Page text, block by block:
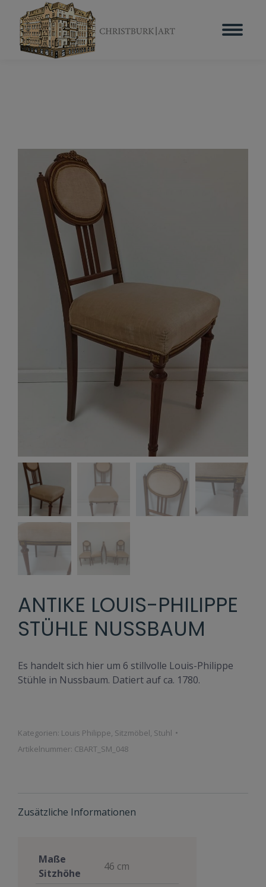
ANTIKE LOUIS-PHILIPPE
STÜHLE NUSSBAUM
Es handelt sich hier um 6 stillvolle Louis-Philippe
Stühle in Nussbaum. Datiert auf ca. 1780.
Kategorien: Louis Philippe, Sitzmöbel, Stuhl
Artikelnummer: CBART_SM_048
Zusätzliche Informationen
Maße
Sitzhöhe
46 cm